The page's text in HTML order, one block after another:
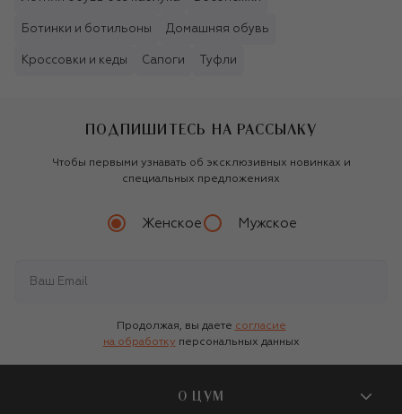
Ботинки и ботильоны Домашняя обувь
Кроссовки и кеды Сапоги Туфли
ПОДПИШИТЕСЬ НА РАССЫЛКУ
Чтобы первыми узнавать об эксклюзивных новинках и
специальных предложениях
Женское Мужское
Продолжая, вы даете согласие
на обработку персональных данных
О ЦУМ